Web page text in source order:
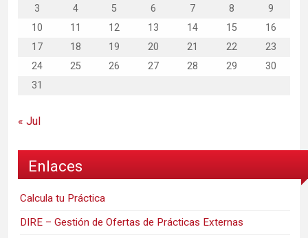
3
4 5 6 7 8
9
10
11 12 13 14 15
16
17
18 19 20 21 22
23
24
25 26 27 28 29
30
31
« Jul
Enlaces
Calcula tu Práctica
DIRE – Gestión de Ofertas de Prácticas Externas